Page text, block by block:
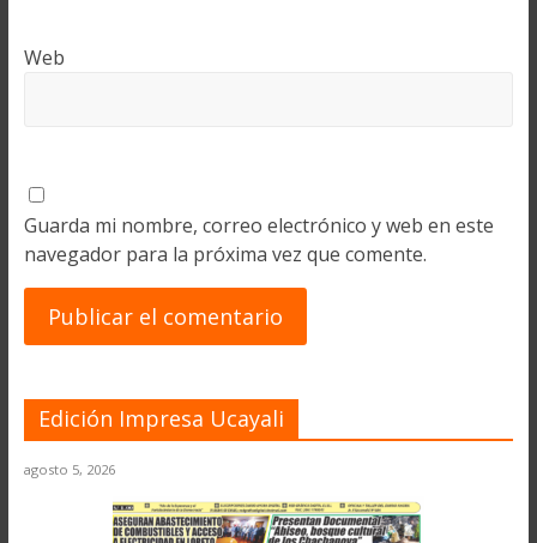
Web
Guarda mi nombre, correo electrónico y web en este
navegador para la próxima vez que comente.
Edición Impresa Ucayali
agosto 5, 2026